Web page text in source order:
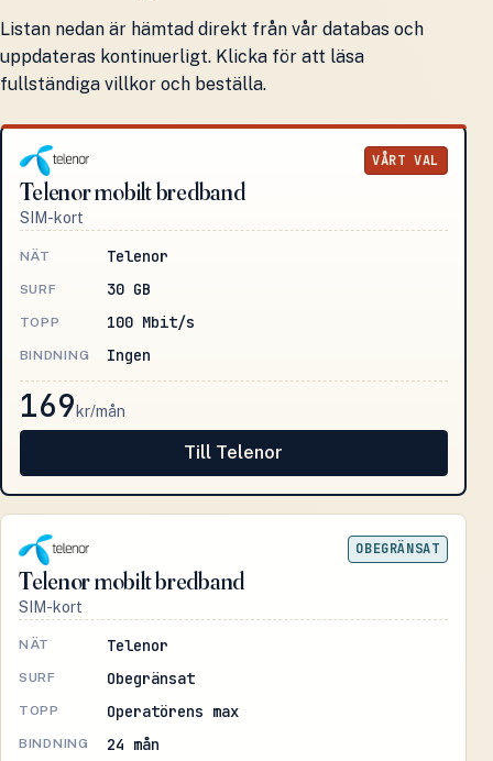
Listan nedan är hämtad direkt från vår databas och
uppdateras kontinuerligt. Klicka för att läsa
fullständiga villkor och beställa.
VÅRT VAL
Telenor mobilt bredband
SIM-kort
NÄT Telenor
SURF 30 GB
TOPP 100 Mbit/s
BINDNING Ingen
169 kr/mån
Till Telenor
OBEGRÄNSAT
Telenor mobilt bredband
SIM-kort
NÄT Telenor
SURF Obegränsat
TOPP Operatörens max
BINDNING 24 mån